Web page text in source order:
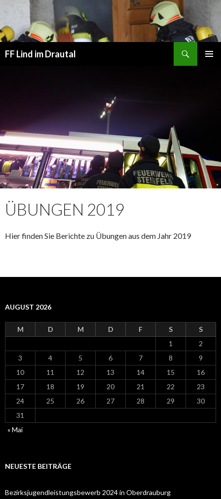
FF Lind im Drautal
ÜBUNGEN 2019
Hier finden Sie Berichte zu Übungen aus dem Jahr 2019
AUGUST 2026
M D M D F S
S
1
2
3
4 5 6 7 8
9
10
11 12 13 14 15
16
17
18 19 20 21 22
23
24
25 26 27 28 29
30
31
« Mai
NEUESTE BEITRÄGE
Bezirksjugendleistungsbewerb 2024 in Oberdrauburg